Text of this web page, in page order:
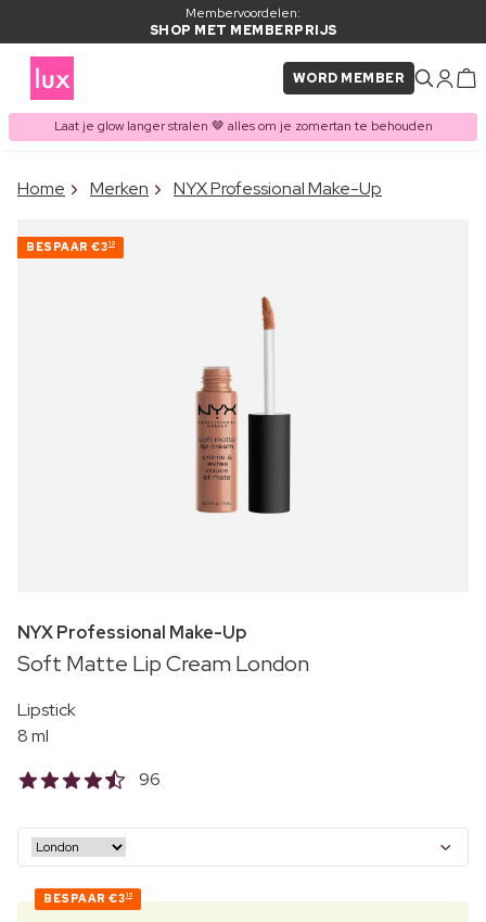
Membervoordelen:
SHOP MET MEMBERPRIJS
WORD MEMBER
Laat je glow langer stralen 🤎 alles om je zomertan te behouden
ITEM TOEGEVOEGD AAN
Vaak samen gekocht met
Home Merken NYX Professional Make-Up
BESPAAR €310
NYX Professional Make-Up
Soft Matte Lip Cream London
Lipstick
8 ml
96
BESPAAR €310